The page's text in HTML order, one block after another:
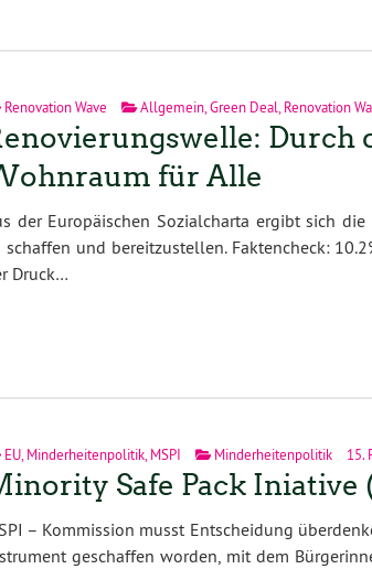
Renovation Wave Allgemein Green Deal Renovation
Durch
für Alle
der Europäischen Sozialcharta ergibt sich
schaffen und bereitzustellen. Faktencheck:
Druck…
EU Minderheitenpolitik MSPI Minderheitenpolitik 15.
Safe Pack Iniative
– Kommission musst Entscheidung
geschaffen worden, mit dem